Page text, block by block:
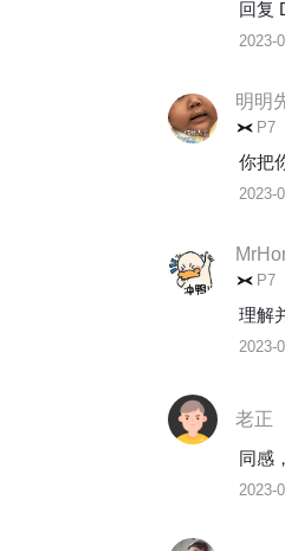
回复
2023-
明明
P7
你把
2023-
P7
理解
2023-
老正
同感
2023-